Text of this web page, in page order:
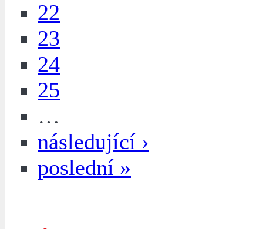
22
23
24
25
…
následující ›
poslední »